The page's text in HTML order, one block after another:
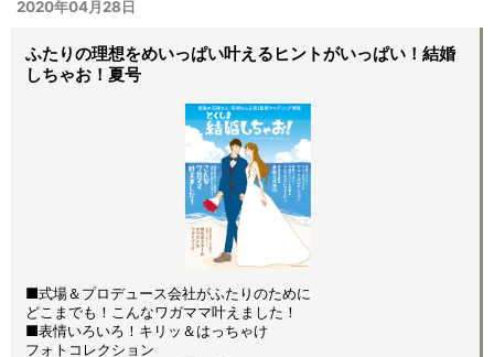
2020年04月28日
ふたりの理想をめいっぱい叶えるヒントがいっぱい！結婚
しちゃお！夏号
■式場＆プロデュース会社がふたりのために
どこまでも！こんなワガママ叶えました！
■表情いろいろ！キリッ＆はっちゃけ
フォトコレクション